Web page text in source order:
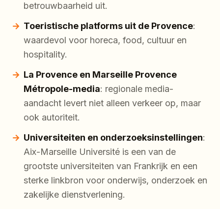
betrouwbaarheid uit.
Toeristische platforms uit de Provence:
waardevol voor horeca, food, cultuur en
hospitality.
La Provence en Marseille Provence
Métropole-media: regionale media-
aandacht levert niet alleen verkeer op, maar
ook autoriteit.
Universiteiten en onderzoeksinstellingen:
Aix-Marseille Université is een van de
grootste universiteiten van Frankrijk en een
sterke linkbron voor onderwijs, onderzoek en
zakelijke dienstverlening.